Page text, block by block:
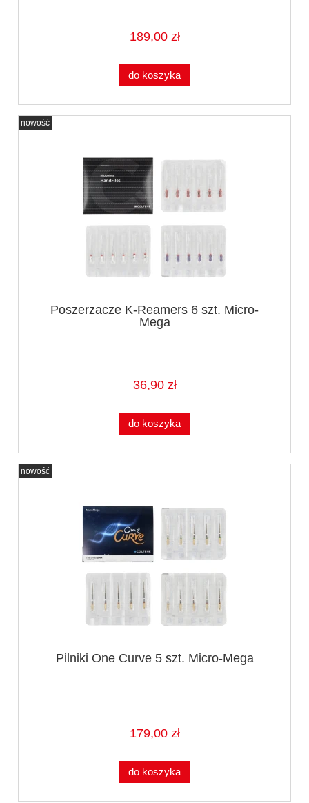
189,00 zł
do koszyka
Poszerzacze K-Reamers 6 szt. Micro-
Mega
36,90 zł
do koszyka
nowość
Pilniki One Curve 5 szt. Micro-Mega
179,00 zł
do koszyka
nowość